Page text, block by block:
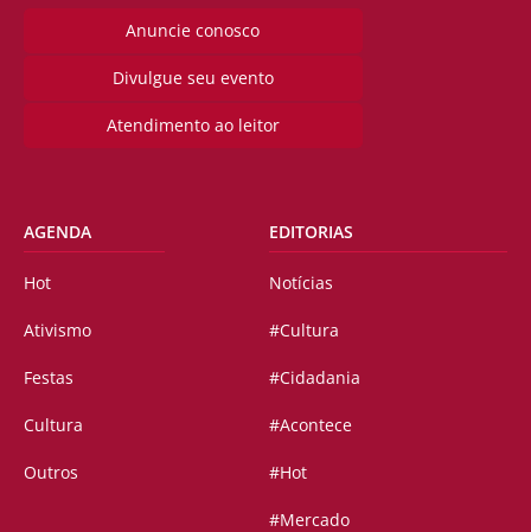
Anuncie conosco
Divulgue seu evento
Atendimento ao leitor
AGENDA
Hot
Ativismo
Festas
Cultura
Outros
EDITORIAS
Notícias
#Cultura
#Cidadania
#Acontece
#Hot
#Mercado